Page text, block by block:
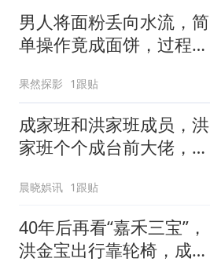
男人将面粉丢向水流，简
单操作竟成面饼，过程神
果然探影 1跟贴
成家班和洪家班成员，洪
家班个个成台前大佬，成
晨晓娯讯 1跟贴
40年后再看“嘉禾三宝”，
洪金宝出行靠轮椅，成龙